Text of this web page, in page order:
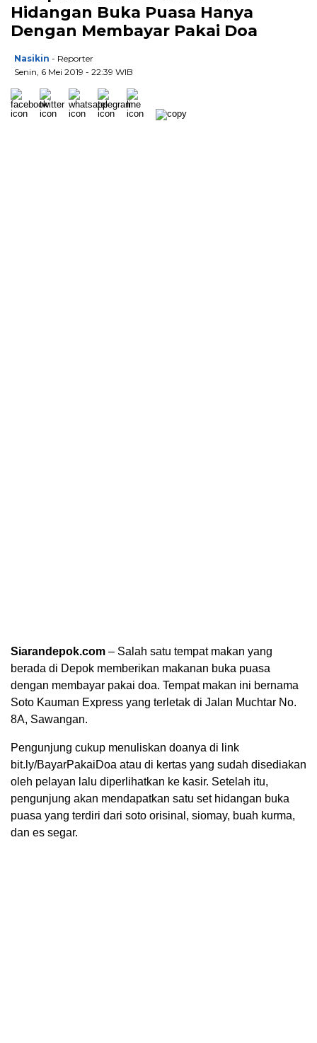
Hidangan Buka Puasa Hanya
Dengan Membayar Pakai Doa
Nasikin - Reporter
Senin, 6 Mei 2019 - 22:39 WIB
Siarandepok.com – Salah satu tempat makan yang
berada di Depok memberikan makanan buka puasa
dengan membayar pakai doa. Tempat makan ini bernama
Soto Kauman Express yang terletak di Jalan Muchtar No.
8A, Sawangan.
Pengunjung cukup menuliskan doanya di link
bit.ly/BayarPakaiDoa atau di kertas yang sudah disediakan
oleh pelayan lalu diperlihatkan ke kasir. Setelah itu,
pengunjung akan mendapatkan satu set hidangan buka
puasa yang terdiri dari soto orisinal, siomay, buah kurma,
dan es segar.